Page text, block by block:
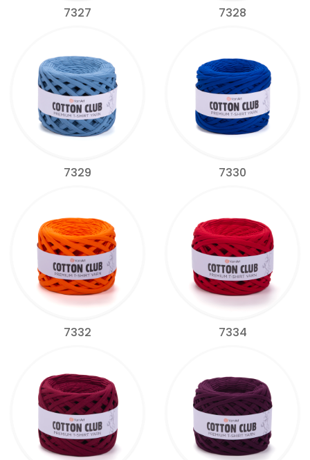
7327 7328
7329 7330
7332 7334